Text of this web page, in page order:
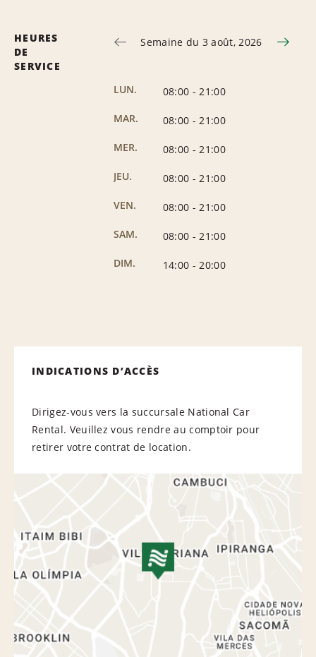
HEURES
DE
SERVICE
Semaine du 3 août, 2026
LUN. 08:00 - 21:00
MAR.
08:00 - 21:00
MER.
08:00 - 21:00
JEU.
08:00 - 21:00
VEN.
08:00 - 21:00
SAM.
08:00 - 21:00
DIM.
14:00 - 20:00
INDICATIONS D’ACCÈS
Dirigez-vous vers la succursale National Car
Rental. Veuillez vous rendre au comptoir pour
retirer votre contrat de location.